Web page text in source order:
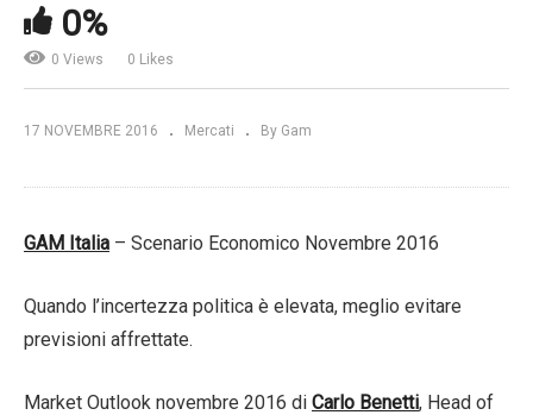
0%
0 Views 0 Likes
17 NOVEMBRE 2016 Mercati By Gam
GAM Italia – Scenario Economico Novembre 2016
Quando l’incertezza politica è elevata, meglio evitare
previsioni affrettate.
Market Outlook novembre 2016 di Carlo Benetti, Head of